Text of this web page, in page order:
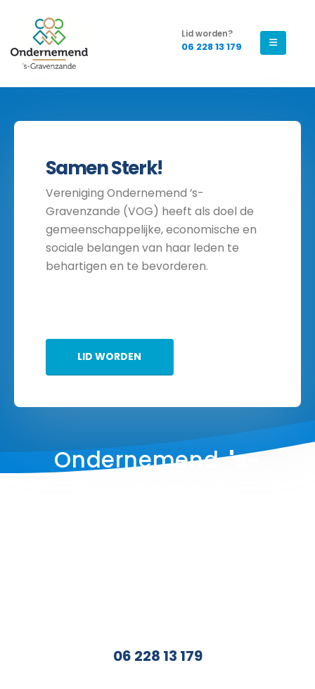
Lid worden?
06 228 13 179
Samen Sterk!
Vereniging Ondernemend ’s-
Gravenzande (VOG) heeft als doel de
gemeenschappelijke, economische en
sociale belangen van haar leden te
behartigen en te bevorderen.
LID WORDEN
Ondernemend's-
06 228 13 179